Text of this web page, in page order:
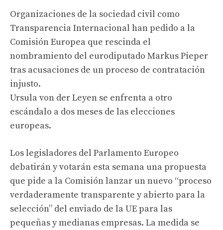
Organizaciones de la sociedad civil como
Transparencia Internacional han pedido a la
Comisión Europea que rescinda el
nombramiento del eurodiputado Markus Pieper
tras acusaciones de un proceso de contratación
injusto.
Ursula von der Leyen se enfrenta a otro
escándalo a dos meses de las elecciones
europeas.
Los legisladores del Parlamento Europeo
debatirán y votarán esta semana una propuesta
que pide a la Comisión lanzar un nuevo “proceso
verdaderamente transparente y abierto para la
selección” del enviado de la UE para las
pequeñas y medianas empresas. La medida se